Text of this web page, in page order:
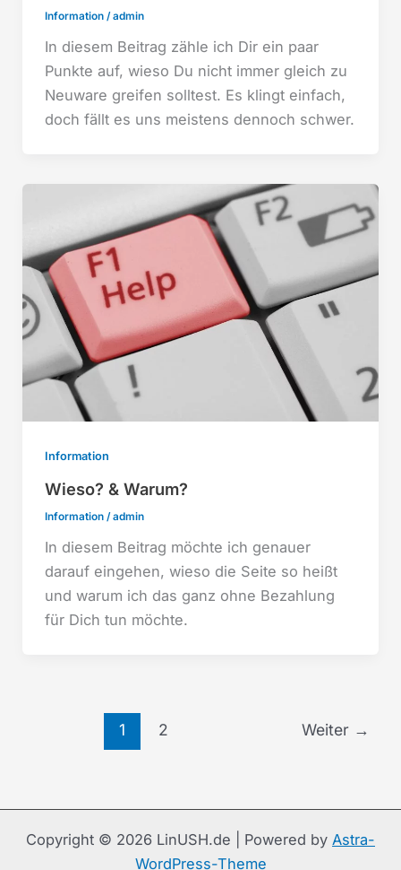
Information/admin
In diesem Beitrag zähle ich Dir ein paar
Punkte auf, wieso Du nicht immer gleich zu
Neuware greifen solltest. Es klingt einfach,
doch fällt es uns meistens dennoch schwer.
Information
Wieso? & Warum?
Information/admin
In diesem Beitrag möchte ich genauer
darauf eingehen, wieso die Seite so heißt
und warum ich das ganz ohne Bezahlung
für Dich tun möchte.
1 2 Weiter →
Copyright © 2026 LinUSH.de | Powered by Astra-
WordPress-Theme